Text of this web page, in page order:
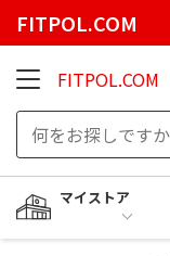
FITPOL.COM
FITPOL.COM
マイストア